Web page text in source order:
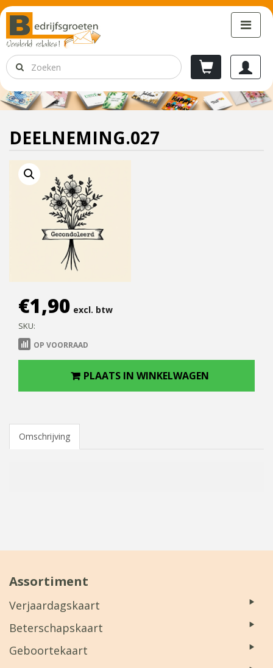
DEELNEMING.027
€1,90 excl. btw
SKU:
OP VOORRAAD
PLAATS IN WINKELWAGEN
Omschrijving
Assortiment
Verjaardagskaart
Beterschapskaart
Geboortekaart